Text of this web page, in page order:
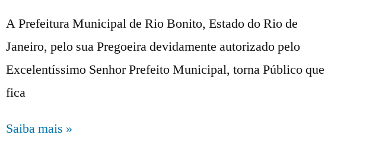
A Prefeitura Municipal de Rio Bonito, Estado do Rio de
Janeiro, pelo sua Pregoeira devidamente autorizado pelo
Excelentíssimo Senhor Prefeito Municipal, torna Público que
fica
Saiba mais »